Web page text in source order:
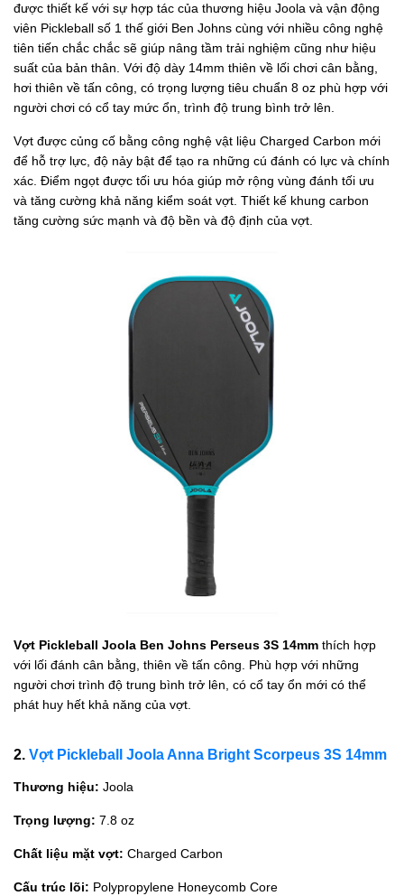
được thiết kế với sự hợp tác của thương hiệu Joola và vận động
viên Pickleball số 1 thế giới Ben Johns cùng với nhiều công nghệ
tiên tiến chắc chắc sẽ giúp nâng tầm trải nghiệm cũng như hiệu
suất của bản thân. Với độ dày 14mm thiên về lối chơi cân bằng,
hơi thiên về tấn công, có trọng lượng tiêu chuẩn 8 oz phù hợp với
người chơi có cổ tay mức ổn, trình độ trung bình trở lên.
Vợt được củng cố bằng công nghệ vật liệu Charged Carbon mới
để hỗ trợ lực, độ nảy bật để tạo ra những cú đánh có lực và chính
xác. Điểm ngọt được tối ưu hóa giúp mở rộng vùng đánh tối ưu
và tăng cường khả năng kiểm soát vợt. Thiết kế khung carbon
tăng cường sức mạnh và độ bền và độ định của vợt.
Vợt Pickleball Joola Ben Johns Perseus 3S 14mm thích hợp
với lối đánh cân bằng, thiên về tấn công. Phù hợp với những
người chơi trình độ trung bình trở lên, có cổ tay ổn mới có thể
phát huy hết khả năng của vợt.
2. Vợt Pickleball Joola Anna Bright Scorpeus 3S 14mm
Thương hiệu: Joola
Trọng lượng: 7.8 oz
Chất liệu mặt vợt: Charged Carbon
Cấu trúc lõi: Polypropylene Honeycomb Core